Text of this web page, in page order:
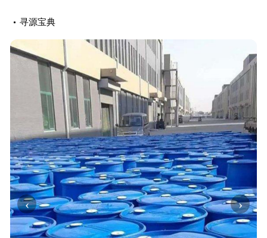
寻源宝典
‹ ›